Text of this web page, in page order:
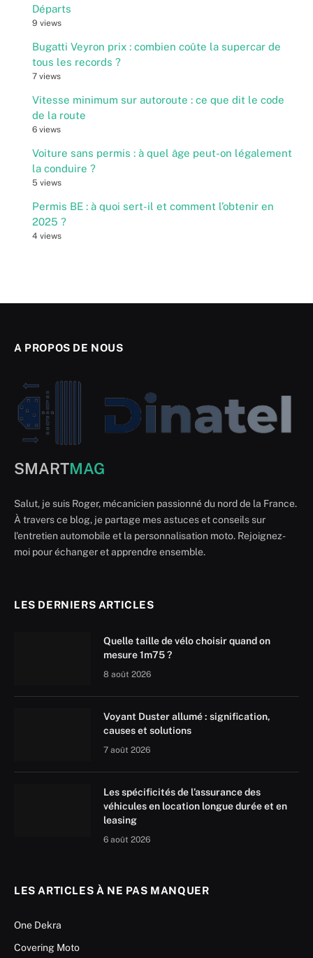
Départs
9 views
Bugatti Veyron prix : combien coûte la supercar de
tous les records ?
7 views
Vitesse minimum sur autoroute : ce que dit le code
de la route
6 views
Voiture sans permis : à quel âge peut-on légalement
la conduire ?
5 views
Permis BE : à quoi sert-il et comment l’obtenir en
2025 ?
4 views
A PROPOS DE NOUS
SMARTMAG
Salut, je suis Roger, mécanicien passionné du nord de la France.
À travers ce blog, je partage mes astuces et conseils sur
l'entretien automobile et la personnalisation moto. Rejoignez-
moi pour échanger et apprendre ensemble.
LES DERNIERS ARTICLES
Quelle taille de vélo choisir quand on
mesure 1m75 ?
8 août 2026
Voyant Duster allumé : signification,
causes et solutions
7 août 2026
Les spécificités de l’assurance des
véhicules en location longue durée et en
leasing
6 août 2026
LES ARTICLES À NE PAS MANQUER
One Dekra
Covering Moto